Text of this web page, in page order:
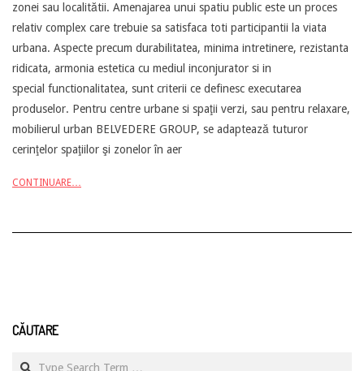
zonei sau localitătii. Amenajarea unui spatiu public este un proces
relativ complex care trebuie sa satisfaca toti participantii la viata
urbana. Aspecte precum durabilitatea, minima intretinere, rezistanta
ridicata, armonia estetica cu mediul inconjurator si in
special functionalitatea, sunt criterii ce definesc executarea
produselor. Pentru centre urbane si spaţii verzi, sau pentru relaxare,
mobilierul urban BELVEDERE GROUP, se adaptează tuturor
cerinţelor spaţiilor şi zonelor în aer
CONTINUARE…
CĂUTARE